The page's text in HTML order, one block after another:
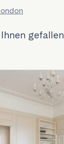
gefallen